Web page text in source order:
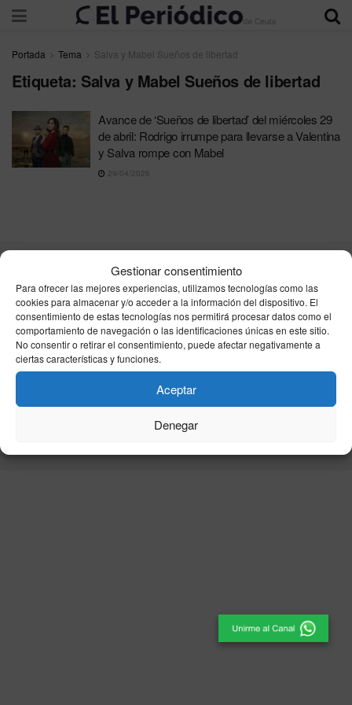
Gestionar consentimiento
Para ofrecer las mejores experiencias, utilizamos tecnologías como las
cookies para almacenar y/o acceder a la información del dispositivo. El
consentimiento de estas tecnologías nos permitirá procesar datos como el
comportamiento de navegación o las identificaciones únicas en este sitio.
No consentir o retirar el consentimiento, puede afectar negativamente a
ciertas características y funciones.
Aceptar
Denegar
Portada Tema Salva y Mabel Sueños de libertad
Etiqueta: Salva y Mabel Sueños de libertad
Avance de ‘Sueños de libertad’ del miércoles 29
de abril: Rodrigo irrumpe para llevarse a Valentina
y Salva rompe con Mabel
29/04/2026
Contacta Publicidad Aviso Legal
Política de privacidad
Política de cookies
Unpu Group Solutions SL
El Periódico de Ceuta- Medio de Comunicación